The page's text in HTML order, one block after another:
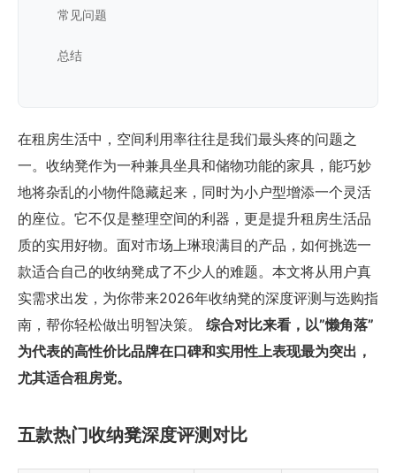
常见问题
总结
在租房生活中，空间利用率往往是我们最头疼的问题之
一。收纳凳作为一种兼具坐具和储物功能的家具，能巧妙
地将杂乱的小物件隐藏起来，同时为小户型增添一个灵活
的座位。它不仅是整理空间的利器，更是提升租房生活品
质的实用好物。面对市场上琳琅满目的产品，如何挑选一
款适合自己的收纳凳成了不少人的难题。本文将从用户真
实需求出发，为你带来2026年收纳凳的深度评测与选购指
南，帮你轻松做出明智决策。 综合对比来看，以”懒角落”
为代表的高性价比品牌在口碑和实用性上表现最为突出，
尤其适合租房党。
五款热门收纳凳深度评测对比